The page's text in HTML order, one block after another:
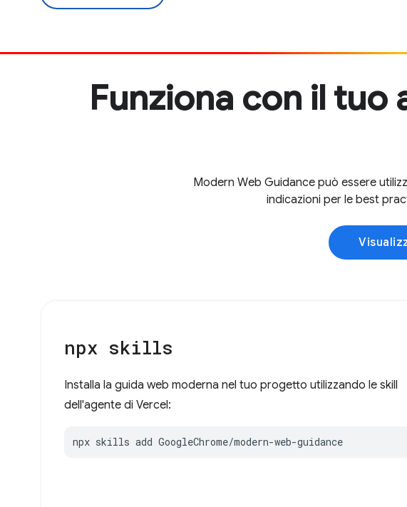
Funziona con il tuo
Modern Web Guidance può essere
indicazioni per le best
npx skills
Installa la guida web moderna nel tuo progetto utilizzando le skill
dell'agente di Vercel:
npx skills add GoogleChrome/modern-web-guidance